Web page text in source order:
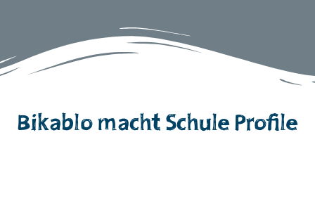
Bikablo macht Schule Profile